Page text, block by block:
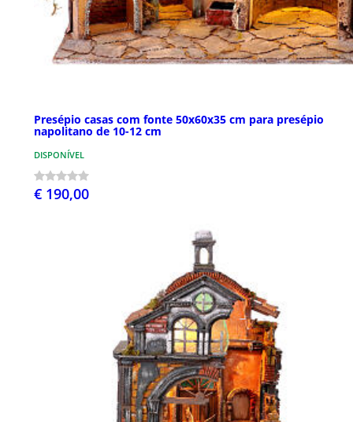
Presépio casas com fonte 50x60x35 cm para presépio
napolitano de 10-12 cm
DISPONÍVEL
€ 190,00